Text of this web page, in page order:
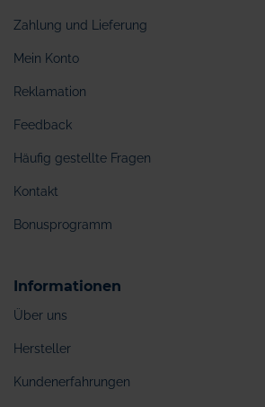
Zahlung und Lieferung
Mein Konto
Reklamation
Feedback
Häufig gestellte Fragen
Kontakt
Bonusprogramm
Informationen
Über uns
Hersteller
Kundenerfahrungen